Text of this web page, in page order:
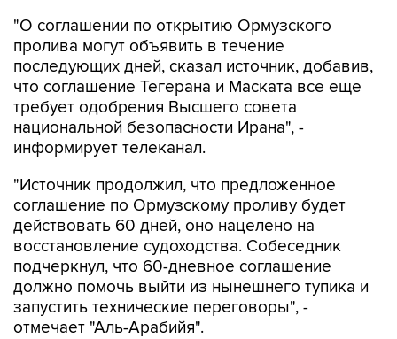
"О соглашении по открытию Ормузского
пролива могут объявить в течение
последующих дней, сказал источник, добавив,
что соглашение Тегерана и Маската все еще
требует одобрения Высшего совета
национальной безопасности Ирана", -
информирует телеканал.
"Источник продолжил, что предложенное
соглашение по Ормузскому проливу будет
действовать 60 дней, оно нацелено на
восстановление судоходства. Собеседник
подчеркнул, что 60-дневное соглашение
должно помочь выйти из нынешнего тупика и
запустить технические переговоры", -
отмечает "Аль-Арабийя".